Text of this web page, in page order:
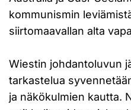
kommunismin
siirtomaavallan alta
Wiestin johdantoluvun
tarkastelua
ja näkökulmien kautta.